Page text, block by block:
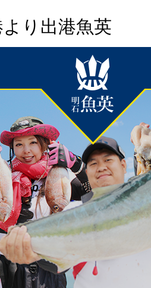
り出港魚英